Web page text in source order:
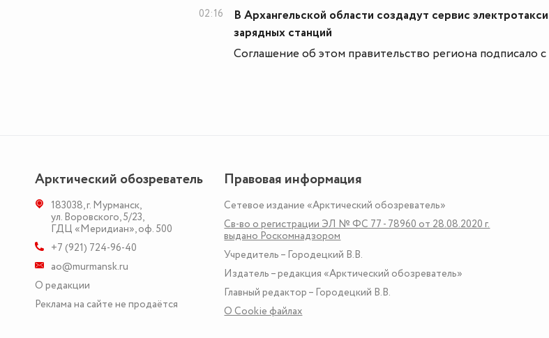
02:16
В Архангельской области создадут сервис
зарядных станций
Соглашение об этом правительство региона подписало
Арктический обозреватель
183038,г. Мурманск,
ул. Воровского, 5/23,
ГДЦ «Меридиан», оф. 500
+7 (921) 724-96-40
ao@murmansk.ru
О редакции
Реклама на сайте не продаётся
Правовая информация
Сетевое издание «Арктический обозреватель»
Св-во о регистрации ЭЛ № ФС 77 - 78960 от 28.08.2020 г.
выдано Роскомнадзором
Учредитель – Городецкий В.В.
Издатель – редакция «Арктический обозреватель»
Главный редактор – Городецкий В.В.
О Сookie файлах